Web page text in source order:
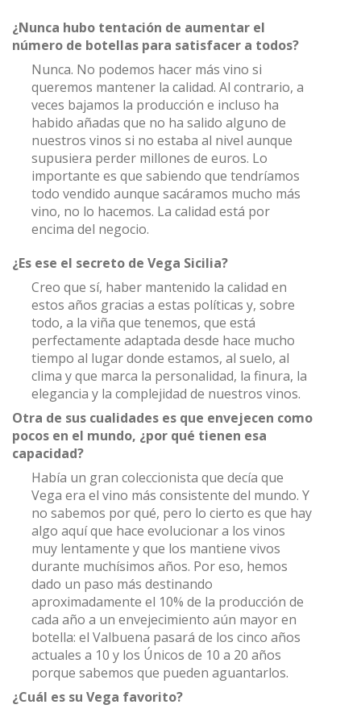
¿Nunca hubo tentación de aumentar el
número de botellas para satisfacer a todos?
Nunca. No podemos hacer más vino si
queremos mantener la calidad. Al contrario, a
veces bajamos la producción e incluso ha
habido añadas que no ha salido alguno de
nuestros vinos si no estaba al nivel aunque
supusiera perder millones de euros. Lo
importante es que sabiendo que tendríamos
todo vendido aunque sacáramos mucho más
vino, no lo hacemos. La calidad está por
encima del negocio.
¿Es ese el secreto de Vega Sicilia?
Creo que sí, haber mantenido la calidad en
estos años gracias a estas políticas y, sobre
todo, a la viña que tenemos, que está
perfectamente adaptada desde hace mucho
tiempo al lugar donde estamos, al suelo, al
clima y que marca la personalidad, la finura, la
elegancia y la complejidad de nuestros vinos.
Otra de sus cualidades es que envejecen como
pocos en el mundo, ¿por qué tienen esa
capacidad?
Había un gran coleccionista que decía que
Vega era el vino más consistente del mundo. Y
no sabemos por qué, pero lo cierto es que hay
algo aquí que hace evolucionar a los vinos
muy lentamente y que los mantiene vivos
durante muchísimos años. Por eso, hemos
dado un paso más destinando
aproximadamente el 10% de la producción de
cada año a un envejecimiento aún mayor en
botella: el Valbuena pasará de los cinco años
actuales a 10 y los Únicos de 10 a 20 años
porque sabemos que pueden aguantarlos.
¿Cuál es su Vega favorito?